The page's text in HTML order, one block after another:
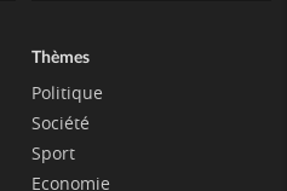
Thèmes
Politique
Société
Sport
Economie